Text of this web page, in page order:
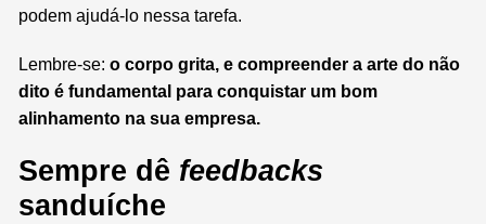
podem ajudá-lo nessa tarefa.
Lembre-se:o corpo grita, e compreender a arte do não
dito é fundamental para conquistar um bom
alinhamento na sua empresa.
Sempre dê feedbacks
sanduíche